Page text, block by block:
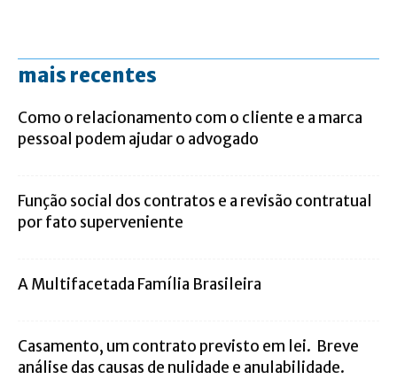
mais recentes
Como o relacionamento com o cliente e a marca
pessoal podem ajudar o advogado
Função social dos contratos e a revisão contratual
por fato superveniente
A Multifacetada Família Brasileira
Casamento, um contrato previsto em lei. Breve
análise das causas de nulidade e anulabilidade.